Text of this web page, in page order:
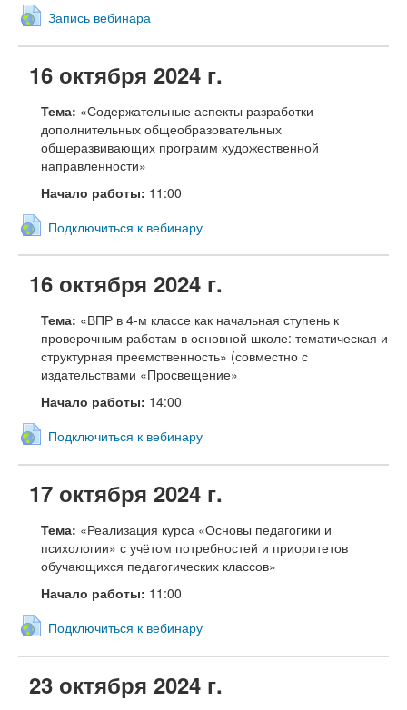
Запись вебинара
16 октября 2024 г.
Тема: «Содержательные аспекты разработки
дополнительных общеобразовательных
общеразвивающих программ художественной
направленности»
Начало работы: 11:00
Подключиться к вебинару
16 октября 2024 г.
Тема: «ВПР в 4-м классе как начальная ступень к
проверочным работам в основной школе: тематическая и
структурная преемственность» (совместно с
издательствами «Просвещение»
Начало работы: 14:00
Подключиться к вебинару
17 октября 2024 г.
Тема: «Реализация курса «Основы педагогики и
психологии» с учётом потребностей и приоритетов
обучающихся педагогических классов»
Начало работы: 11:00
Подключиться к вебинару
23 октября 2024 г.